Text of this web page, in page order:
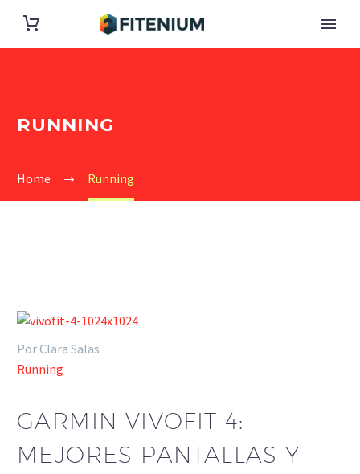
RUNNING
Home Running
Por Clara Salas
Running
GARMIN VIVOFIT 4:
MEJORES PANTALLAS Y